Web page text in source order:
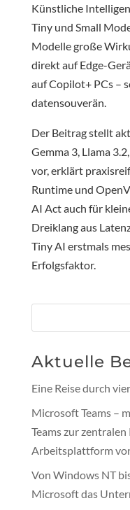
Künstliche
Tiny und Small
Modelle große
direkt auf Edge-
auf Copilot+ PCs –
datensouverän.
Der Beitrag stellt
Gemma 3, Llama
vor, erklärt
Runtime und
AI Act auch für
Dreiklang aus
Tiny AI erstmals
Erfolgsfaktor.
Aktuelle
Eine Reise durch
Microsoft Teams –
Teams zur
Arbeitsplattform
Von Windows NT
Microsoft das